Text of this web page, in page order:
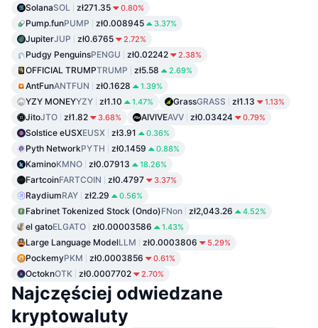
SolanaSOL zł271.35 0.80%
Pump.funPUMP zł0.008945 3.37%
JupiterJUP zł0.6765 2.72%
Pudgy PenguinsPENGU zł0.02242 2.38%
OFFICIAL TRUMPTRUMP zł5.58 2.69%
AntFunANTFUN zł0.1628 1.39%
YZY MONEYYZY zł1.10 1.47% GrassGRASS zł1.13 1.13%
JitoJTO zł1.82 3.68% AIVIVEAVV zł0.03424 0.79%
Solstice eUSXEUSX zł3.91 0.36%
Pyth NetworkPYTH zł0.1459 0.88%
KaminoKMNO zł0.07913 18.26%
FartcoinFARTCOIN zł0.4797 3.37%
RaydiumRAY zł2.29 0.56%
Fabrinet Tokenized Stock (Ondo)FNon zł2,043.26 4.52%
el gatoELGATO zł0.00003586 1.43%
Large Language ModelLLM zł0.0003806 5.29%
PockemyPKM zł0.0003856 0.61%
OctoknOTK zł0.0007702 2.70%
Najczęściej odwiedzane
kryptowaluty